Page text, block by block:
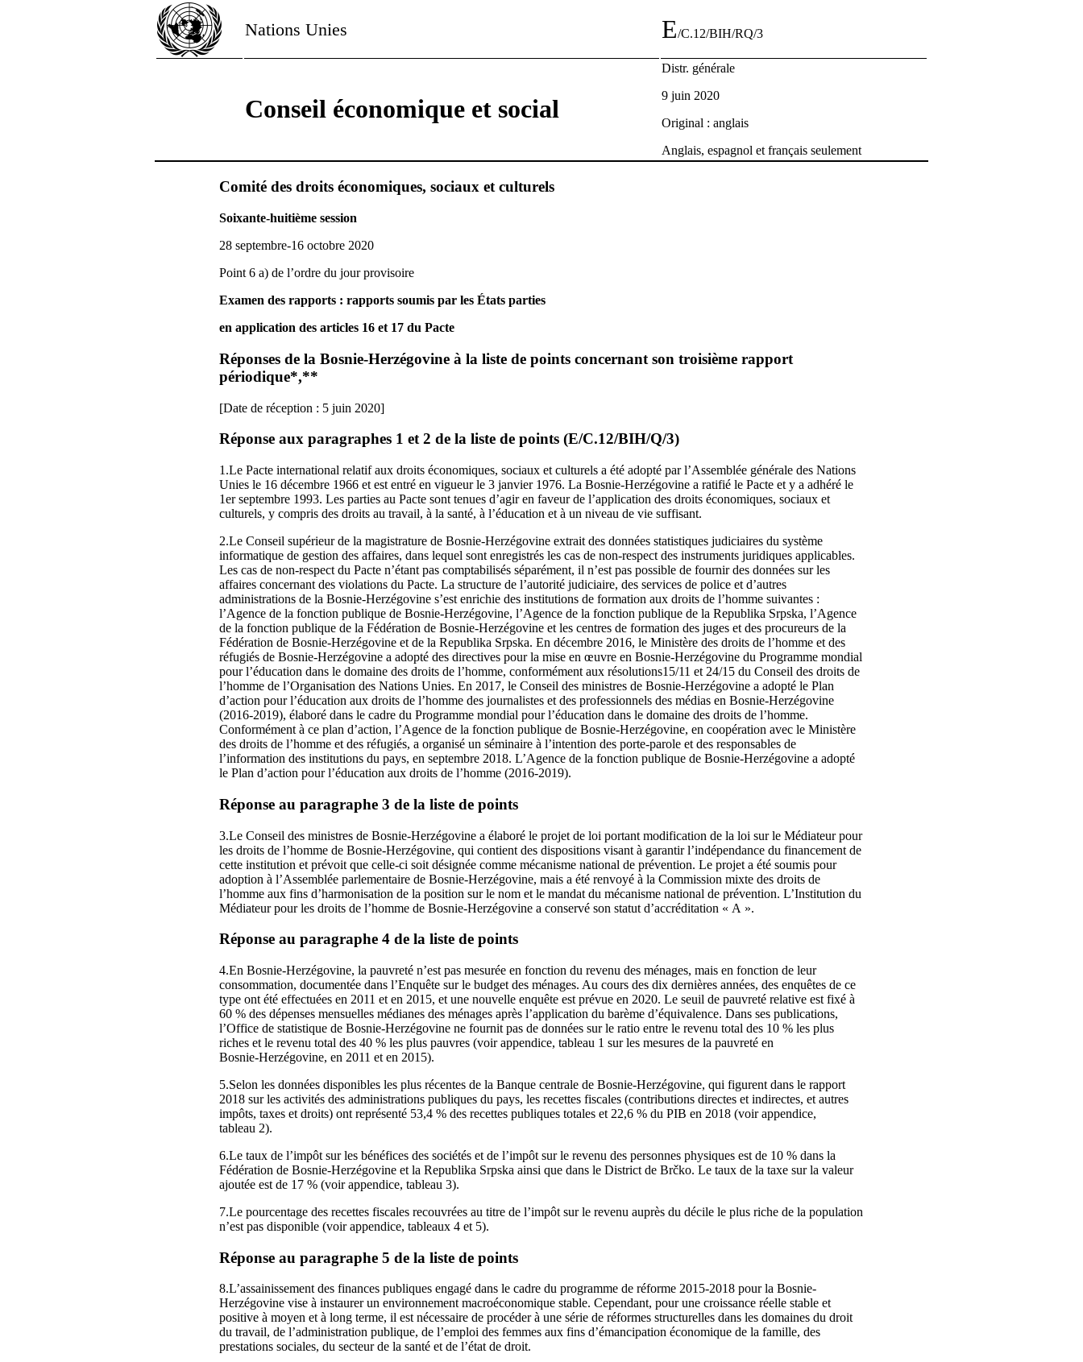
Nations Unies E/C.12/BIH/RQ/3
Conseil économique et social
Distr. générale
9 juin 2020
Original : anglais
Anglais, espagnol et français seulement
Comité des droits économiques, sociaux et culturels
Soixante-huitième session
28 septembre-16 octobre 2020
Point 6 a) de l’ordre du jour provisoire
Examen des rapports : rapports soumis par les États parties
en application des articles 16 et 17 du Pacte
Réponses de la Bosnie-Herzégovine à la liste de points concernant son troisième rapport
périodique*,**
[Date de réception : 5 juin 2020]
Réponse aux paragraphes 1 et 2 de la liste de points (E/C.12/BIH/Q/3)
1.Le Pacte international relatif aux droits économiques, sociaux et culturels a été adopté par l’Assemblée générale des Nations
Unies le 16 décembre 1966 et est entré en vigueur le 3 janvier 1976. La Bosnie‑Herzégovine a ratifié le Pacte et y a adhéré le
1er septembre 1993. Les parties au Pacte sont tenues d’agir en faveur de l’application des droits économiques, sociaux et
culturels, y compris des droits au travail, à la santé, à l’éducation et à un niveau de vie suffisant.
2.Le Conseil supérieur de la magistrature de Bosnie-Herzégovine extrait des données statistiques judiciaires du système
informatique de gestion des affaires, dans lequel sont enregistrés les cas de non‑respect des instruments juridiques applicables.
Les cas de non‑respect du Pacte n’étant pas comptabilisés séparément, il n’est pas possible de fournir des données sur les
affaires concernant des violations du Pacte. La structure de l’autorité judiciaire, des services de police et d’autres
administrations de la Bosnie‑Herzégovine s’est enrichie des institutions de formation aux droits de l’homme suivantes :
l’Agence de la fonction publique de Bosnie‑Herzégovine, l’Agence de la fonction publique de la Republika Srpska, l’Agence
de la fonction publique de la Fédération de Bosnie-Herzégovine et les centres de formation des juges et des procureurs de la
Fédération de Bosnie‑Herzégovine et de la Republika Srpska. En décembre 2016, le Ministère des droits de l’homme et des
réfugiés de Bosnie-Herzégovine a adopté des directives pour la mise en œuvre en Bosnie-Herzégovine du Programme mondial
pour l’éducation dans le domaine des droits de l’homme, conformément aux résolutions15/11 et 24/15 du Conseil des droits de
l’homme de l’Organisation des Nations Unies. En 2017, le Conseil des ministres de Bosnie-Herzégovine a adopté le Plan
d’action pour l’éducation aux droits de l’homme des journalistes et des professionnels des médias en Bosnie-Herzégovine
(2016-2019), élaboré dans le cadre du Programme mondial pour l’éducation dans le domaine des droits de l’homme.
Conformément à ce plan d’action, l’Agence de la fonction publique de Bosnie-Herzégovine, en coopération avec le Ministère
des droits de l’homme et des réfugiés, a organisé un séminaire à l’intention des porte-parole et des responsables de
l’information des institutions du pays, en septembre 2018. L’Agence de la fonction publique de Bosnie-Herzégovine a adopté
le Plan d’action pour l’éducation aux droits de l’homme (2016-2019).
Réponse au paragraphe 3 de la liste de points
3.Le Conseil des ministres de Bosnie-Herzégovine a élaboré le projet de loi portant modification de la loi sur le Médiateur pour
les droits de l’homme de Bosnie-Herzégovine, qui contient des dispositions visant à garantir l’indépendance du financement de
cette institution et prévoit que celle-ci soit désignée comme mécanisme national de prévention. Le projet a été soumis pour
adoption à l’Assemblée parlementaire de Bosnie-Herzégovine, mais a été renvoyé à la Commission mixte des droits de
l’homme aux fins d’harmonisation de la position sur le nom et le mandat du mécanisme national de prévention. L’Institution du
Médiateur pour les droits de l’homme de Bosnie-Herzégovine a conservé son statut d’accréditation « A ».
Réponse au paragraphe 4 de la liste de points
4.En Bosnie-Herzégovine, la pauvreté n’est pas mesurée en fonction du revenu des ménages, mais en fonction de leur
consommation, documentée dans l’Enquête sur le budget des ménages. Au cours des dix dernières années, des enquêtes de ce
type ont été effectuées en 2011 et en 2015, et une nouvelle enquête est prévue en 2020. Le seuil de pauvreté relative est fixé à
60 % des dépenses mensuelles médianes des ménages après l’application du barème d’équivalence. Dans ses publications,
l’Office de statistique de Bosnie‑Herzégovine ne fournit pas de données sur le ratio entre le revenu total des 10 % les plus
riches et le revenu total des 40 % les plus pauvres (voir appendice, tableau 1 sur les mesures de la pauvreté en
Bosnie‑Herzégovine, en 2011 et en 2015).
5.Selon les données disponibles les plus récentes de la Banque centrale de Bosnie‑Herzégovine, qui figurent dans le rapport
2018 sur les activités des administrations publiques du pays, les recettes fiscales (contributions directes et indirectes, et autres
impôts, taxes et droits) ont représenté 53,4 % des recettes publiques totales et 22,6 % du PIB en 2018 (voir appendice,
tableau 2).
6.Le taux de l’impôt sur les bénéfices des sociétés et de l’impôt sur le revenu des personnes physiques est de 10 % dans la
Fédération de Bosnie-Herzégovine et la Republika Srpska ainsi que dans le District de Brčko. Le taux de la taxe sur la valeur
ajoutée est de 17 % (voir appendice, tableau 3).
7.Le pourcentage des recettes fiscales recouvrées au titre de l’impôt sur le revenu auprès du décile le plus riche de la population
n’est pas disponible (voir appendice, tableaux 4 et 5).
Réponse au paragraphe 5 de la liste de points
8.L’assainissement des finances publiques engagé dans le cadre du programme de réforme 2015-2018 pour la Bosnie-
Herzégovine vise à instaurer un environnement macroéconomique stable. Cependant, pour une croissance réelle stable et
positive à moyen et à long terme, il est nécessaire de procéder à une série de réformes structurelles dans les domaines du droit
du travail, de l’administration publique, de l’emploi des femmes aux fins d’émancipation économique de la famille, des
prestations sociales, du secteur de la santé et de l’état de droit.